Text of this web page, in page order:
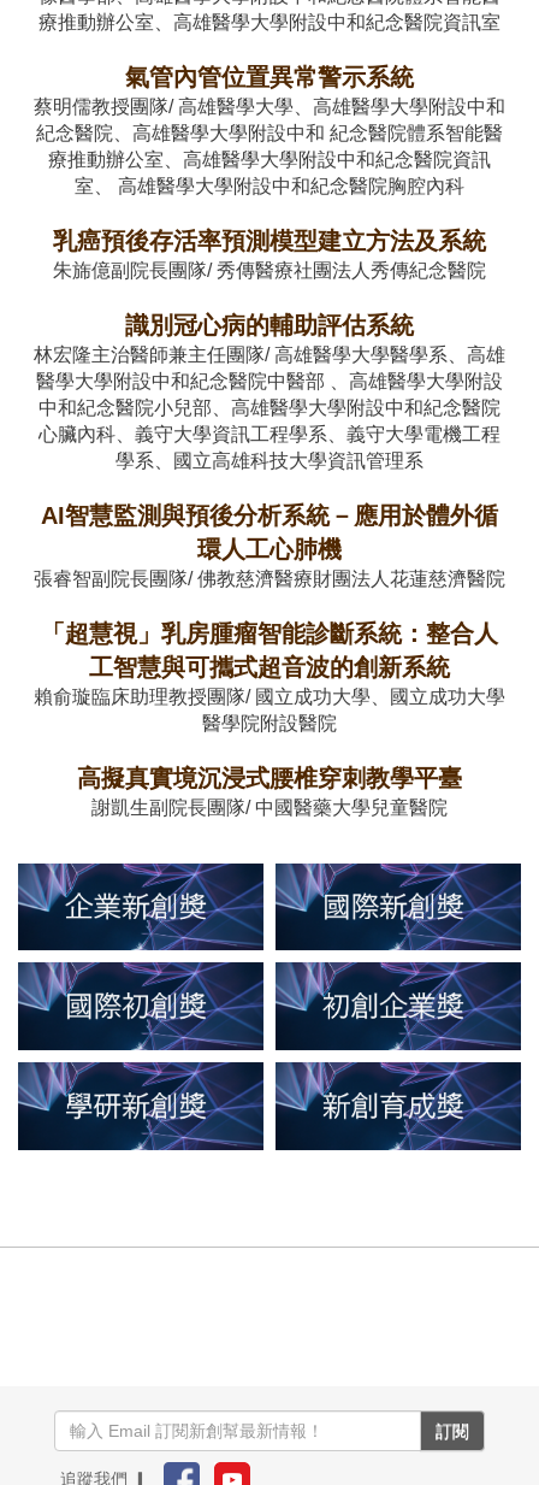
療推動辦公室、高雄醫學大學附設中和紀念醫院資訊室
氣管內管位置異常警示系統
蔡明儒教授團隊/ 高雄醫學大學、高雄醫學大學附設中和
紀念醫院、高雄醫學大學附設中和 紀念醫院體系智能醫
療推動辦公室、高雄醫學大學附設中和紀念醫院資訊
室、 高雄醫學大學附設中和紀念醫院胸腔內科
乳癌預後存活率預測模型建立方法及系統
朱旆億副院長團隊/ 秀傳醫療社團法人秀傳紀念醫院
識別冠心病的輔助評估系統
林宏隆主治醫師兼主任團隊/ 高雄醫學大學醫學系、高雄
醫學大學附設中和紀念醫院中醫部 、高雄醫學大學附設
中和紀念醫院小兒部、高雄醫學大學附設中和紀念醫院
心臟內科、義守大學資訊工程學系、義守大學電機工程
學系、國立高雄科技大學資訊管理系
AI智慧監測與預後分析系統－應用於體外循
環人工心肺機
張睿智副院長團隊/ 佛教慈濟醫療財團法人花蓮慈濟醫院
「超慧視」乳房腫瘤智能診斷系統：整合人
工智慧與可攜式超音波的創新系統
賴俞璇臨床助理教授團隊/ 國立成功大學、國立成功大學
醫學院附設醫院
高擬真實境沉浸式腰椎穿刺教學平臺
謝凱生副院長團隊/ 中國醫藥大學兒童醫院
訂閱
追蹤我們 ▎